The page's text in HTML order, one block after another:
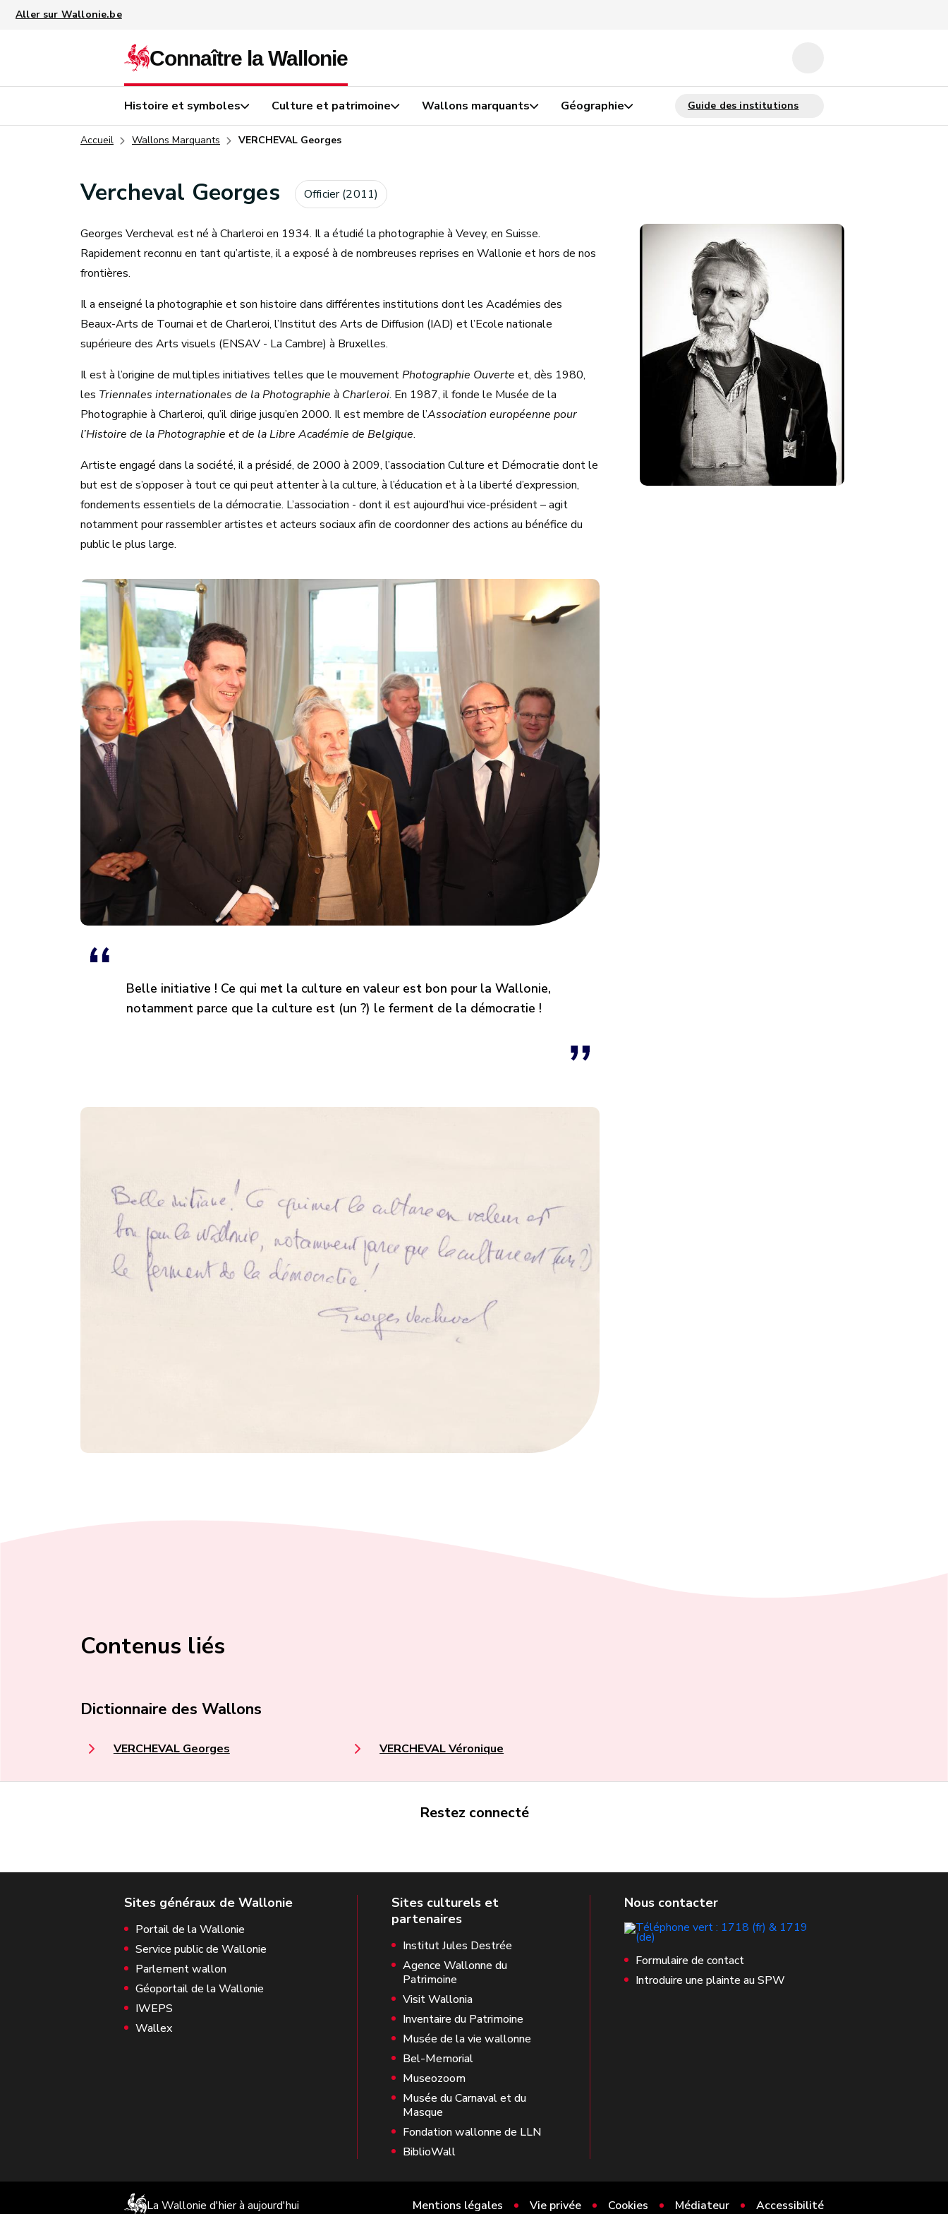
Histoire et symboles Culture et patrimoine Wallons marquants Géographie
Accueil Wallons Marquants VERCHEVAL Georges
Vercheval Georges Officier (2011)
Georges Vercheval est né à Charleroi en 1934. Il a étudié la photographie à Vevey, en Suisse.
Rapidement reconnu en tant qu’artiste, il a exposé à de nombreuses reprises en Wallonie et hors de nos
frontières.
Il a enseigné la photographie et son histoire dans différentes institutions dont les Académies des
Beaux-Arts de Tournai et de Charleroi, l’Institut des Arts de Diffusion (IAD) et l’Ecole nationale
supérieure des Arts visuels (ENSAV - La Cambre) à Bruxelles.
Il est à l’origine de multiples initiatives telles que le mouvementPhotographie Ouverte et, dès 1980,
les Triennales internationales de la Photographie à Charleroi. En 1987, il fonde le Musée de la
Photographie à Charleroi, qu’il dirige jusqu’en 2000. Il est membre de l’Association européenne pour
l’Histoire de la Photographie et de la Libre Académie de Belgique.
Artiste engagé dans la société, il a présidé, de 2000 à 2009, l’association Culture et Démocratie dont le
but est de s’opposer à tout ce qui peut attenter à la culture, à l’éducation et à la liberté d’expression,
fondements essentiels de la démocratie. L’association - dont il est aujourd’hui vice-président – agit
notamment pour rassembler artistes et acteurs sociaux afin de coordonner des actions au bénéfice du
public le plus large.
Belle initiative ! Ce qui met la culture en valeur est bon pour la Wallonie,
notamment parce que la culture est (un ?) le ferment de la démocratie !
Contenus liés
Dictionnaire des Wallons
VERCHEVAL Georges VERCHEVAL Véronique
Restez connecté
Portail de la Wallonie
Service public de Wallonie
Parlement wallon
Géoportail de la Wallonie
IWEPS
Wallex
Institut Jules Destrée
Agence Wallonne du
Patrimoine
Visit Wallonia
Inventaire du Patrimoine
Musée de la vie wallonne
Bel-Memorial
Museozoom
Musée du Carnaval et du
Masque
Fondation wallonne de LLN
BiblioWall
Formulaire de contact
Introduire une plainte au SPW
Mentions légales Vie privée Cookies Médiateur Accessibilité